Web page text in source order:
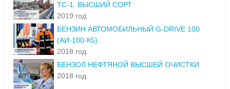
ТС-1. ВЫСШИЙ СОРТ
2019 год
БЕНЗИН АВТОМОБИЛЬНЫЙ G-DRIVE 100
(АИ-100-К5)
2018 год
БЕНЗОЛ НЕФТЯНОЙ ВЫСШЕЙ ОЧИСТКИ
2018 год